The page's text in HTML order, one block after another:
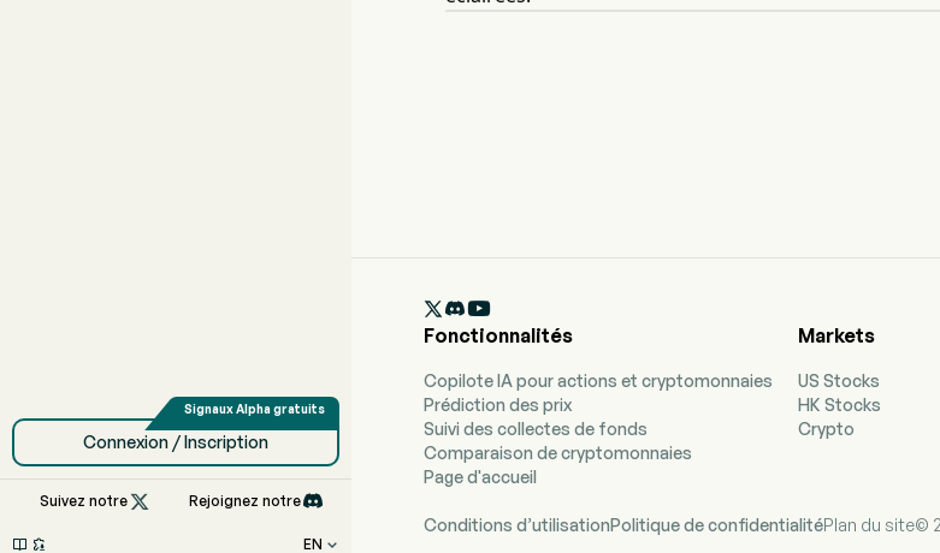
Connexion / Inscription
Suivez notre Rejoignez notre
  EN 

Fonctionnalités
Copilote IA pour actions et cryptomonnaies
Prédiction des prix
Suivi des collectes de fonds
Comparaison de cryptomonnaies
Page d'accueil
Markets
US Stocks
HK Stocks
Crypto
Conditions d’utilisationPolitique de confidentialitéPlan du site©